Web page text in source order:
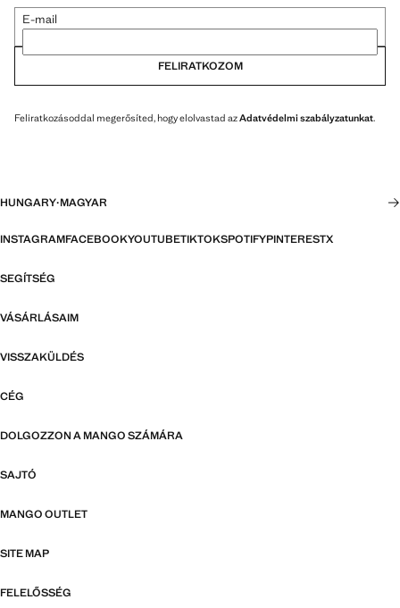
E-mail
FELIRATKOZOM
Feliratkozásoddal megerősíted, hogy elolvastad azAdatvédelmi szabályzatunkat.
HUNGARY·MAGYAR
INSTAGRAMFACEBOOKYOUTUBETIKTOKSPOTIFYPINTERESTX
SEGÍTSÉG
VÁSÁRLÁSAIM
VISSZAKÜLDÉS
CÉG
DOLGOZZON A MANGO SZÁMÁRA
SAJTÓ
MANGO OUTLET
SITE MAP
FELELŐSSÉG